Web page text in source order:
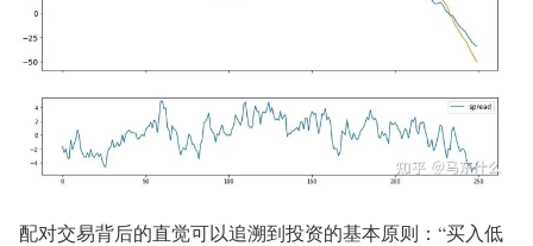
配对交易背后的直觉可以追溯到投资的基本原则：“买入低